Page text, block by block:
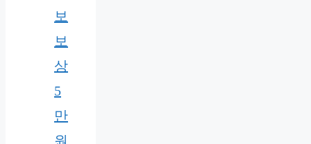
보
보
상
5
만
원